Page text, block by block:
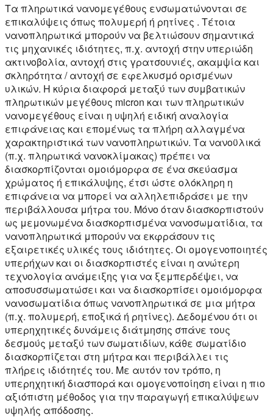
Τα πληρωτικά νανομεγέθους ενσωματώνονται σε
επικαλύψεις όπως πολυμερή ή ρητίνες . Τέτοια
νανοπληρωτικά μπορούν να βελτιώσουν σημαντικά
τις μηχανικές ιδιότητες, π.χ. αντοχή στην υπεριώδη
ακτινοβολία, αντοχή στις γρατσουνιές, ακαμψία και
σκληρότητα / αντοχή σε εφελκυσμό ορισμένων
υλικών. Η κύρια διαφορά μεταξύ των συμβατικών
πληρωτικών μεγέθους micron και των πληρωτικών
νανομεγέθους είναι η υψηλή ειδική αναλογία
επιφάνειας και επομένως τα πλήρη αλλαγμένα
χαρακτηριστικά των νανοπληρωτικών. Τα νανοϋλικά
(π.χ. πληρωτικά νανοκλίμακας) πρέπει να
διασκορπίζονται ομοιόμορφα σε ένα σκεύασμα
χρώματος ή επικάλυψης, έτσι ώστε ολόκληρη η
επιφάνεια να μπορεί να αλληλεπιδράσει με την
περιβάλλουσα μήτρα του. Μόνο όταν διασκορπιστούν
ως μεμονωμένα διασκορπισμένα νανοσωματίδια, τα
νανοπληρωτικά μπορούν να εκφράσουν τις
εξαιρετικές υλικές τους ιδιότητες. Οι ομογενοποιητές
υπερήχων και οι διασκορπιστές είναι η ανώτερη
τεχνολογία ανάμειξης για να ξεμπερδέψει, να
αποσυσσωματώσει και να διασκορπίσει ομοιόμορφα
νανοσωματίδια όπως νανοπληρωτικά σε μια μήτρα
(π.χ. πολυμερή, εποξικά ή ρητίνες). Δεδομένου ότι οι
υπερηχητικές δυνάμεις διάτμησης σπάνε τους
δεσμούς μεταξύ των σωματιδίων, κάθε σωματίδιο
διασκορπίζεται στη μήτρα και περιβάλλει τις
πλήρεις ιδιότητές του. Με αυτόν τον τρόπο, η
υπερηχητική διασπορά και ομογενοποίηση είναι η πιο
αξιόπιστη μέθοδος για την παραγωγή επικαλύψεων
υψηλής απόδοσης.